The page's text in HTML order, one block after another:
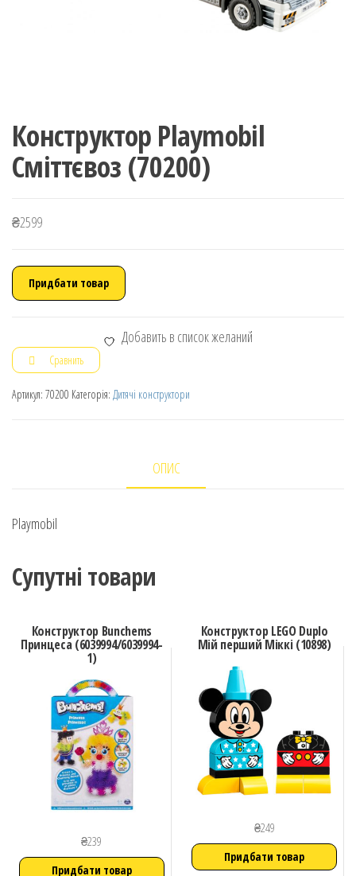
Конструктор Playmobil
Сміттєвоз (70200)
₴2599
Придбати товар
Добавить в список желаний
Сравнить
Артикул: 70200 Категорія: Дитячі конструктори
ОПИС
Playmobil
Супутні товари
Конструктор Bunchems
Принцеса (6039994/6039994-
1)
₴239
Придбати товар
Конструктор LEGO Duplo
Мій перший Міккі (10898)
₴249
Придбати товар